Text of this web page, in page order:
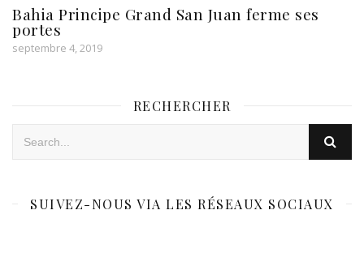
Bahia Principe Grand San Juan ferme ses
portes
septembre 4, 2019
RECHERCHER
SUIVEZ-NOUS VIA LES RÉSEAUX SOCIAUX